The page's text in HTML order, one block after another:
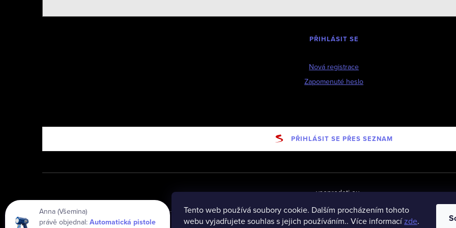
Tento web používá soubory cookie. Dalším procházením tohoto
webu vyjadřujete souhlas s jejich používáním.. Více informacízde.
PŘIHLÁSIT SE
Nová registrace
Zapomenuté heslo
PŘIHLÁSIT SE PŘES SEZNAM
vseprodeti-eu
Anna (Všemina)
právě objednal: Automatická pistole